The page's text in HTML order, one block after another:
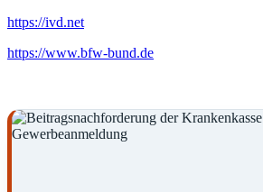
https://ivd.net
https://www.bfw-bund.de